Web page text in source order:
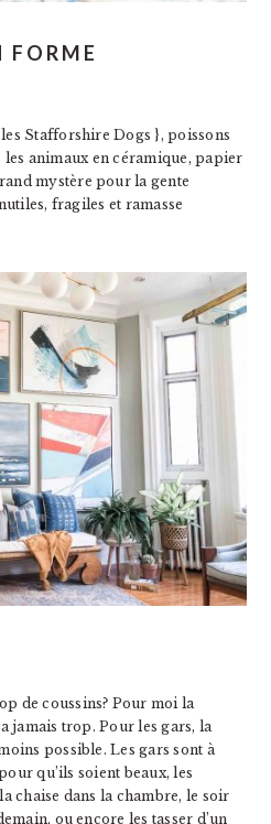
FORME
Stafforshire Dogs }, poissons
les animaux en céramique, papier
mystère pour la gente
fragiles et ramasse
de coussins? Pour moi la
jamais trop. Pour les gars, la
possible. Les gars sont à
qu’ils soient beaux, les
chaise dans la chambre, le soir
ou encore les tasser d’un